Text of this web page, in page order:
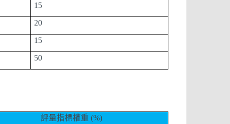
15
20
15
50
評量指標權重 (%)